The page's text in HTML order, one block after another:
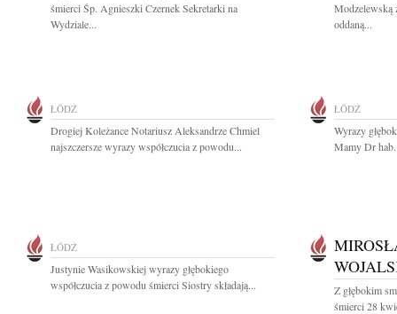
śmierci Śp. Agnieszki Czernek Sekretarki na
Wydziale...
Modzelewską
oddaną...
ŁÓDŹ
Drogiej Koleżance Notariusz Aleksandrze Chmiel
najszczersze wyrazy współczucia z powodu...
ŁÓDŹ
Wyrazy
Mamy Dr
ŁÓDŹ
Justynie Wasikowskiej wyrazy głębokiego
współczucia z powodu śmierci Siostry składają...
Z głębokim
śmierci 28